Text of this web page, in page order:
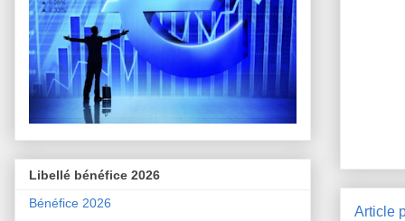
Article
Libellé bénéfice 2026
Bénéfice 2026